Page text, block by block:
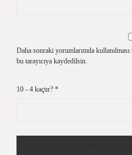
Daha sonraki yorumlarımda
bu tarayıcıya kaydedilsin.
10 - 4 kaçtır? *